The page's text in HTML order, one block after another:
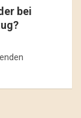
bei